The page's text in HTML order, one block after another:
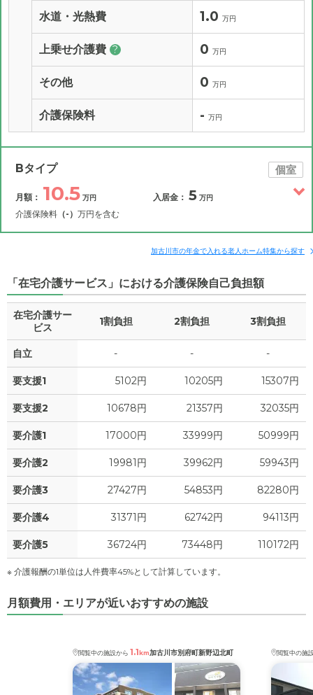
水道・光熱費 1.0 万円
上乗せ介護費 ? 0 万円
その他 0 万円
介護保険料 - 万円
Bタイプ 個室
月額： 10.5 万円
介護保険料 （-） 万円を含む
入居金： 5 万円
補足情報
月額費用 ? 10.5 万円
家賃 4.3
食費 ? 4 万円
水道・光熱費 1.0
上乗せ介護費 ? 0 万円
その他 0 万円
介護保険料 -
加古川市の年金で入れる老人ホーム特集から探す
「在宅介護サービス」における介護保険自己負担額
在宅介護サー
ビス
1割負担 2割負担 3割負担
自立 - - -
要支援1 5102円 10205円 15307円
要支援2 10678円 21357円 32035円
要介護1 17000円 33999円 50999円
要介護2 19981円 39962円 59943円
要介護3 27427円 54853円 82280円
要介護4 31371円 62742円 94113円
要介護5 36724円 73448円 110172円
※ 介護報酬の1単位は人件費率45%として計算しています。
月額費用・エリアが近いおすすめの施設
閲覧中の施設から 1.1km加古川市別府町新野辺北町 閲覧中の施